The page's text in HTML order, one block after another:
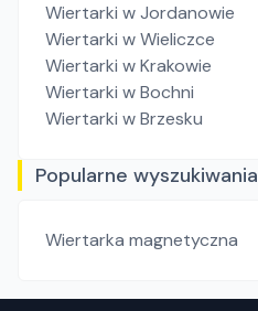
Wiertarki w Jordanowie
Wiertarki w Wieliczce
Wiertarki w Krakowie
Wiertarki w Bochni
Wiertarki w Brzesku
Popularne wyszukiwania
Wiertarka magnetyczna